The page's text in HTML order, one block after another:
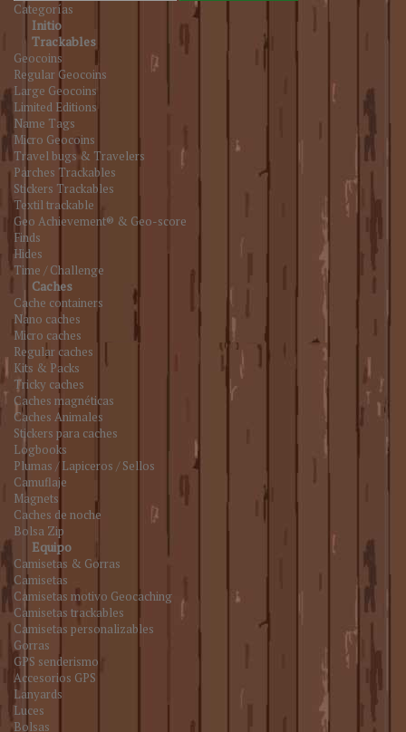
Categorías
Initio
Trackables
Geocoins
Regular Geocoins
Large Geocoins
Limited Editions
Name Tags
Micro Geocoins
Travel bugs & Travelers
Parches Trackables
Stickers Trackables
Textil trackable
Geo Achievement® & Geo-score
Finds
Hides
Time / Challenge
Caches
Cache containers
Nano caches
Micro caches
Regular caches
Kits & Packs
Tricky caches
Caches magnéticas
Caches Animales
Stickers para caches
Logbooks
Plumas / Lapiceros / Sellos
Camuflaje
Magnets
Caches de noche
Bolsa Zip
Equipo
Camisetas & Gorras
Camisetas
Camisetas motivo Geocaching
Camisetas trackables
Camisetas personalizables
Gorras
GPS senderismo
Accesorios GPS
Lanyards
Luces
Bolsas